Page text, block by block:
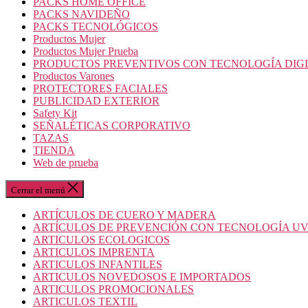
PACKS NAVIDEÑO
PACKS TECNOLÓGICOS
Productos Mujer
Productos Mujer Prueba
PRODUCTOS PREVENTIVOS CON TECNOLOGÍA
Productos Varones
PROTECTORES FACIALES
PUBLICIDAD EXTERIOR
Safety Kit
SEÑALÉTICAS CORPORATIVO
TAZAS
TIENDA
Web de prueba
Cerrar el menú
ARTÍCULOS DE CUERO Y MADERA
ARTÍCULOS DE PREVENCIÓN CON TECNOLOGÍA UV
ARTICULOS ECOLOGICOS
ARTICULOS IMPRENTA
ARTICULOS INFANTILES
ARTICULOS NOVEDOSOS E IMPORTADOS
ARTICULOS PROMOCIONALES
ARTICULOS TEXTIL